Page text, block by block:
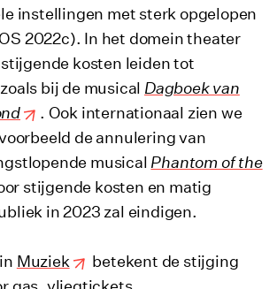
instellingen met sterk opgelopen
2022c). In het domein theater
kosten leiden tot
bij de musical Dagboek van
. Ook internationaal zien we
de annulering van
musical Phantom of the
stijgende kosten en matig
in 2023 zal eindigen.
Muziek
betekent de stijging